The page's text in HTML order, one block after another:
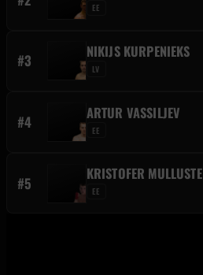
EE
#3 NIKIJS KURPENIEKS
LV
#4 ARTUR VASSILJEV
EE
#5 KRISTOFER MULLUSTE
EE